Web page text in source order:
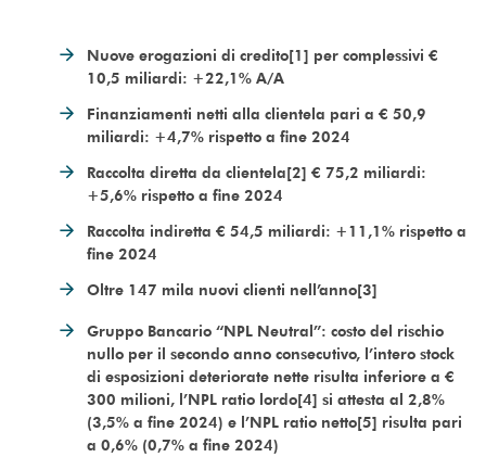
Nuove erogazioni di credito[1] per complessivi €
10,5 miliardi: +22,1% A/A
Finanziamenti netti alla clientela pari a € 50,9
miliardi: +4,7% rispetto a fine 2024
Raccolta diretta da clientela[2] € 75,2 miliardi:
+5,6% rispetto a fine 2024
Raccolta indiretta € 54,5 miliardi: +11,1% rispetto a
fine 2024
Oltre 147 mila nuovi clienti nell’anno[3]
Gruppo Bancario “NPL Neutral”: costo del rischio
nullo per il secondo anno consecutivo, l’intero stock
di esposizioni deteriorate nette risulta inferiore a €
300 milioni, l’NPL ratio lordo[4] si attesta al 2,8%
(3,5% a fine 2024) e l’NPL ratio netto[5] risulta pari
a 0,6% (0,7% a fine 2024)